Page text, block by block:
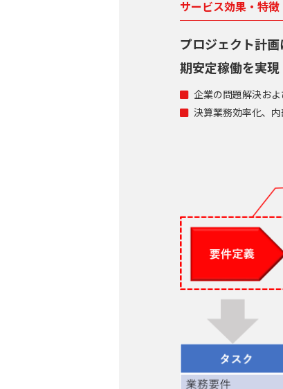
サービス効果・特徴
プロジェクト計
期安定稼働を実現
企業の問題解決お
決算業務効率化、